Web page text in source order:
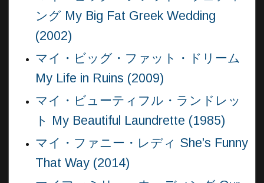
ング My Big Fat Greek Wedding
(2002)
マイ・ビッグ・ファット・ドリーム
My Life in Ruins (2009)
マイ・ビューティフル・ランドレッ
ト My Beautiful Laundrette (1985)
マイ・ファニー・レディ She’s Funny
That Way (2014)